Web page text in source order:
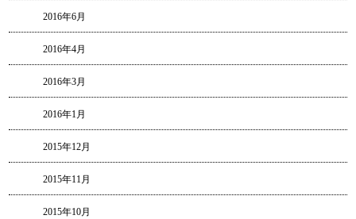
2016年6月
2016年4月
2016年3月
2016年1月
2015年12月
2015年11月
2015年10月